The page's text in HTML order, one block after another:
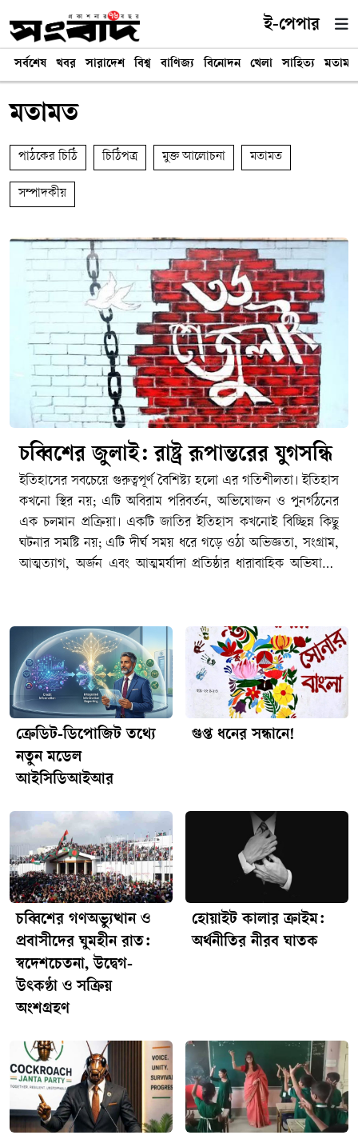
ই-পেপার
সর্বশেষ খবর সারাদেশ বিশ্ব বাণিজ্য বিনোদন খেলা সাহিত্য মতামত
মতামত
পাঠকের চিঠি চিঠিপত্র মুক্ত আলোচনা মতামত
সম্পাদকীয়
চব্বিশের জুলাই: রাষ্ট্র রূপান্তরের যুগসন্ধি
ইতিহাসের সবচেয়ে গুরুত্বপূর্ণ বৈশিষ্ট্য হলো এর গতিশীলতা। ইতিহাস কখনো স্থির নয়; এটি অবিরাম পরিবর্তন, অভিযোজন ও পুনর্গঠনের এক চলমান প্রক্রিয়া। একটি জাতির ইতিহাস কখনোই বিচ্ছিন্ন কিছু ঘটনার সমষ্টি নয়; এটি দীর্ঘ সময় ধরে গড়ে ওঠা অভিজ্ঞতা, সংগ্রাম, আত্মত্যাগ, অর্জন এবং আত্মমর্যাদা প্রতিষ্ঠার ধারাবাহিক অভিযাত্রা। কোনো জাতি, সমাজ কিংবা রাষ্ট্র একটি নির্দিষ্ট অবস্থায় দীর্ঘকাল টিকে থাকতে পারে না। সময়ের প্রবাহে নতুন বাস্তবতা, নতুন চ্যালেঞ্জ, নতুন সংকট এবং নতুন প্রত্যাশার মুখোমুখি হতে হয়। সেই পরিবর্তিত বাস্তবতার সঙ্গে খাপ খাইয়ে নেয়ার সক্ষমতাই নির্ধারণ করে একটি জাতির অগ্রযাত্রার দিকনির্দেশনা। যে জাতি অতীতের অভিজ্ঞতা ও অর্জনকে শক্তিতে রূপান্তরিত করে ভবিষ্যতের দিকে এগিয়ে যেতে পারে, ইতিহাস শেষ পর্যন্ত তাদের পক্ষেই কথা বলে। পক্ষান্তরে, যে জাতি অতীতের গৌরবকে ভবিষ্যৎ নির্মাণের প্রেরণা হিসেবে গ্রহণ না করে রাজনৈতিক প্রতিদ্বন্দ্বিতার অস্ত্রে পরিণত করে, নিজেদের মধ্যে বিভেদ ও দ্বন্দ্বকে স্থায়ী করে তোলে, তারা একসময় অগ্রগতির পথ হারিয়ে ফেলে। ইতিহাসের শিক্ষা হলো অতীতকে অস্বীকার করা যেমন আত্মঘাতী, তেমনি অতীতের মধ্যেই বন্দী হয়ে থাকাও সমান ক্ষতিকর।পলাশী-উত্তর বাংলাদেশের ইতিহাস মূলত সংগ্রামের ইতিহাস। ১৯৪৭-পূর্ব ঔপনিবেশিক শাসনের বিরুদ্ধে অব্যাহত প্রতিরোধ ও স্বাধীনতার সংগ্রাম, তারপর ১৯৭৪-উত্তর ভাষার জন্য সংগ্রাম, রাজনৈতিক অধিকারের জন্য সংগ্রাম, অর্থনৈতিক বৈষম্যের বিরুদ্ধে সংগ্রাম, সাংস্কৃতিক স্বাতন্ত্র্য রক্ষার সংগ্রাম, আত্মনিয়ন্ত্রণের তথা স্বাধিকারের সংগ্রাম এবং শেষ পর্যন্ত স্বাধীন রাষ্ট্র প্রতিষ্ঠার সংগ্রাম- এর সবকিছু মিলিয়েই আমাদের জাতীয় ইতিহাস নির্মিত হয়েছে। এ ইতিহাসের প্রতিটি গুরুত্বপূর্ণ অধ্যায় পূর্ববর্তী অধ্যায়ের ওপর ভিত্তি করে গড়ে উঠেছে। ১৯৫২-এর ভাষা আন্দোলন ভাষাভিত্তিক বাঙালি জাতীয়তার আত্মপরিচয়ের ভিত্তি নির্মাণ করেছে; ১৯৬৬-এর ছয় দফা আন্দোলন রাজনৈতিক স্বায়ত্তশাসনের দাবিকে সুসংহত করেছে; ১৯৬৯-এর গণঅভ্যুত্থান গণশক্তির সক্ষমতাকে প্রকাশ করেছে; আর ১৯৭১ সালের মহান স্বাধীনতা যুদ্ধ সেই দীর্ঘ সংগ্রামকে স্বাধীন রাষ্ট্র প্রতিষ্ঠার মধ্য দিয়ে পরিণতি দিয়েছে। নিঃসন্দেহে স্বাধীনতা যুদ্ধ আমাদের জাতীয় জীবনের সবচেয়ে গৌরবময় এবং নির্ধারক মাইলফলক, যার মাধ্যমে আমাদের রাজনৈতিক স্বাধীনতা অর্জিত হয়েছে এবং বিশ্ব মানচিত্রে বাংলাদেশ একটি সার্বভৌম রাষ্ট্র হিসেবে আত্মপ্রকাশ করেছে।কিন্তু আমাদের মনে রাখতে হবে যে, একটা জাতির ইতিহাসের পথচলা কোনো একক ঘটনার মধ্যেই থেমে থাকে না। ১৭৫৭ সালের পলাশীর প্রান্তরে নবাব সিরাজ-উদ্দৌলার পরাজয় যেমন এই অঞ্চলে একটি দীর্ঘ ঔপনিবেশিক শাসনের সূচনা করেছিল এবং তার অভিঘাত শতাব্দীর পর শতাব্দী ধরে জাতির জীবনকে প্রভাবিত করেছে, তেমনি ১৯৭১ সালের বিজয়ও কোনো চূড়ান্ত সমাপ্তি ছিল না। স্বাধীনতা অর্জনের মাধ্যমে একটি জাতি রাষ্ট্র প্রতিষ্ঠার সুযোগ পায়, কিন্তু সেই রাষ্ট্রকে কতটা ন্যায়ভিত্তিক, গণতান্ত্রিক, জবাবদিহিমূলক ও বৈষম্যহীন করা যাবে সেই প্রশ্নের উত্তর খুঁজে বের করার সংগ্রাম তখনই শুরু হয়। রাষ্ট্রবিজ্ঞানীরা প্রায়ই বলেন, স্বাধীনতা একটি ঘটনা; কিন্তু ন্যায়ভিত্তিক রাষ্ট্র বিনির্মাণ একটি দীর্ঘমেয়াদি প্রক্রিয়া। সেই প্রক্রিয়ায় কখনো অগ্রগতি আসে, কখনো পশ্চাৎপদতা দেখা দেয়; কখনো জনগণের আকাক্সক্ষা রাষ্ট্রকে সামনে এগিয়ে নেয়, আবার কখনো ক্ষমতার কেন্দ্রীভবন সেই অগ্রযাত্রাকে বাধাগ্রস্ত করে। রাষ্ট্রযন্ত্রের স্বৈরাচারী ভূমিকায় জালেম শাসক শ্রেণীর যাতাকলে পিষ্ট মজলুম জনগণ মুক্তির পথ খোঁজে গণঅভ্যুত্থান কিংবা বিপ্লবের পথে। এই কারণেই স্বাধীনতা কোনো গন্তব্য নয়; এটি রাষ্ট্র হিসেবে নিজস্ব সার্বভৌমত্ব, জনগণের অধিকার এবং ন্যায়বিচার প্রতিষ্ঠার দীর্ঘ যাত্রার সূচনা মাত্র। একটি জাতির ইতিহাসের ক্রমধারায় নতুন নতুন প্রজন্মের আবির্ভাব ঘটে, এবং তাদের সামনে নতুন প্রশ্ন ও নতুন চ্যালেঞ্জ উপস্থিত হয়। ফলে স্বাধীনতার মৌলিক চেতনা তথা মানবিক মর্যাদা, রাজনৈতিক স্বাধীনতা, সামাজিক ন্যায়বিচার ও অর্থনৈতিক সাম্য প্রভৃতি বিষয় প্রতিটি যুগে নতুন বাস্তবতায় নতুনভাবে ব্যাখ্যা ও বাস্তবায়নের দাবি তোলে। বাংলাদেশের ইতিহাসও সেই ধারাবাহিকতার বাইরে নয়। তাই আমাদের জাতীয় ইতিহাসকে কোনো বিচ্ছিন্ন ঘটনার সমষ্টি হিসেবে নয়, বরং একটি চলমান অভিযাত্রা হিসেবে দেখতে হবে যেখানে প্রতিটি সংগ্রাম পূর্ববর্তী সংগ্রামের উত্তরাধিকার বহন করে এবং পরবর্তী সংগ্রামের ভিত্তি নির্মাণ করে। এই ধারাবাহিক ঐতিহাসিক প্রবাহের মধ্যেই ২০২৪ সালের জুলাই গণঅভ্যুত্থানের তাৎপর্য অনুধাবন করতে হবে; একটি প্রতিদ্বন্দ্বী ইতিহাস হিসেবে নয়, বরং বাংলাদেশের রাষ্ট্রযন্ত্র ও সমাজকে আরও ন্যায়ভিত্তিক, বৈষম্যহীন ও স্বৈরাচারমুক্ত করার দীর্ঘ অভিযাত্রার একটি নতুন অধ্যায় হিসেবে।বিশ্ব ইতিহাসের দিকে তাকালেও আমরা একই বাস্তবতা দেখতে পাই। কোনো জাতির ইতিহাসে একটি বড় অর্জন কখনোই চূড়ান্ত পরিণতি নয়; বরং তা নতুন সংগ্রাম, নতুন দায়িত্ব এবং নতুন প্রত্যাশার সূচনা করে। ১৭৭৬ সালের আমেরিকার স্বাধীনতা যুদ্ধ ব্রিটিশ ঔপনিবেশিক শাসন থেকে মুক্তির পথ খুলে দিলেও সেখানে নাগরিক অধিকার, বর্ণসমতা এবং গণতান্ত্রিক অন্তর্ভুক্তির প্রশ্নে দীর্ঘ সংগ্রাম অব্যাহত ছিল। স্বাধীনতার প্রায় দুই শতাব্দী পরও আফ্রিকান-আমেরিকানদের অধিকার প্রতিষ্ঠার জন্য মার্টিন লুথার কিং জুনিয়রের নেতৃত্বে ব্যাপক নাগরিক অধিকার আন্দোলন গড়ে উঠতে হয়েছে। একইভাবে ১৭৮৯ সালের ফরাসি বিপ্লব স্বাধীনতা, সাম্য ও ভ্রাতৃত্বের মহান আদর্শ সামনে নিয়ে এলেও গণতন্ত্র, মানবাধিকার এবং প্রজাতান্ত্রিক মূল্যবোধকে সুসংহত করতে ফরাসি সমাজকে বহু উত্থান-পতন, সংঘাত ও পুনর্গঠনের মধ্য দিয়ে অগ্রসর হতে হয়েছে। দক্ষিণ আফ্রিকায় বর্ণবাদবিরোধী সংগ্রামের মাধ্যমে রাজনৈতিক মুক্তি অর্জনের পরও সামাজিক ন্যায়বিচার, অর্থনৈতিক বৈষম্য দূরীকরণ এবং অন্তর্ভুক্তিমূলক রাষ্ট্র গঠনের প্রশ্নে নতুন সংগ্রামের সূচনা হয়েছে। ইতিহাসের এই অভিজ্ঞতাগুলো আমাদের শেখায় যে রাজনৈতিক মুক্তি একটি গুরুত্বপূর্ণ অর্জন, কিন্তু সেই অর্জনের প্রকৃত মূল্য নির্ধারিত হয় পরবর্তী রাষ্ট্রগঠন প্রক্রিয়ার মাধ্যমে।ইতিহাসের প্রতিটি বিজয় নতুন দায়িত্বের জন্ম দেয়, প্রতিটি অর্জন নতুন প্রত্যাশাকে সামনে নিয়ে আসে। কোনো জাতি যদি অর্জনের স্মৃতিকে সংরক্ষণ করেই সন্তুষ্ট থাকে, কিন্তু সেই অর্জনের অন্তর্নিহিত আদর্শ বাস্তবায়নের পথে অগ্রসর না হয়, তাহলে ইতিহাসের অগ্রযাত্রা থমকে যায়। বাংলাদেশের ক্ষেত্রেও এর ব্যতিক্রম হওয়ার কোনো কারণ নেই। ১৯৭১ সালে স্বাধীন রাষ্ট্র প্রতিষ্ঠার মধ্য দিয়ে গণতন্ত্র, সাম্য, মানবিক মর্যাদা ও সামাজিক ন্যায়বিচারের যে স্বপ্ন জনগণ লালন করেছিল তার পূর্ণ বাস্তবায়ন এখনও একটি চলমান প্রক্রিয়া। ফলে রাষ্ট্র ও সমাজের ভেতরে যখনই সেই আকাক্সক্ষার সঙ্গে বাস্তবতার ফারাক বেড়েছে, তখনই নতুন করে পরিবর্তনের দাবি উত্থাপিত হয়েছে। এই প্রেক্ষাপটে ২০২৪ সালের গণঅভ্যুত্থানকে কোনো বিচ্ছিন্ন ঘটনা, আকস্মিক বিস্ফোরণ বা সাময়িক রাজনৈতিক প্রতিক্রিয়া হিসেবে দেখার সুযোগ নেই। বরং এটি বাংলাদেশের রাষ্ট্র, সমাজ এবং রাজনৈতিক সংস্কৃতির দীর্ঘ বিবর্তনধারার একটি গুরুত্বপূর্ণ মাইলফলক ও বিশেষ অধ্যায়। এটি এমন এক ঐতিহাসিক মুহূর্ত, যখন নতুন প্রজন্ম রাষ্ট্রের সামনে জবাবদিহিতা, ন্যায়বিচার, বৈষম্যহীনতা, ন্যায্য অধিকার এবং নাগরিক মর্যাদার প্রশ্নগুলোকে নতুন করে উত্থাপন করেছে। যে প্রশ্নগুলো এক অর্থে স্বাধীনতার মূল চেতনার সঙ্গেই সম্পর্কযুক্ত, কিন্তু সময়ের পরিবর্তনের সঙ্গে নতুন ভাষা, নতুন অভিজ্ঞতা এবং নতুন বাস্তবতার আলোকে পুনরায় উচ্চারিত হয়েছে।২০২৪-এর এই গণঅভ্যুত্থান বিশেষভাবে তরুণ প্রজন্মের সেই ঐতিহাসিক ভূমিকাকে সামনে নিয়ে এসেছে, যা যুগে যুগে সামাজিক ও রাজনৈতিক পরিবর্তনের প্রধান চালিকাশক্তি হিসেবে কাজ করেছে। ইতিহাস সাক্ষ্য দেয়, রাষ্ট্রীয় প্রতিষ্ঠানগুলো যখন জনগণের প্রত্যাশা পূরণে ব্যর্থ হয়, যখন ক্ষমতার কেন্দ্রীভবন জবাবদিহিতার পরিসর সংকুচিত করে, যখন নাগরিক অংশগ্রহণের সুযোগ সীমিত হয়ে পড়ে এবং যখন ন্যায়বিচারের প্রতি মানুষের আস্থা দুর্বল হতে থাকে, তখন পরিবর্তনের দাবি সবচেয়ে জোরালোভাবে উচ্চারিত হয় তরুণদের কণ্ঠে। কারণ তরুণেরা কেবল বর্তমানের প্রতিনিধিত্ব করে না; তারা ভবিষ্যতের দাবিদার এবং অংশীদারও বটে। তাদের স্বপ্ন, প্রত্যাশা এবং বঞ্চনার অভিজ্ঞতা সমাজের গভীর পরিবর্তনের আকাক্সক্ষাকে দৃশ্যমান করে তোলে। ফলে ইতিহাসের প্রতিটি যুগান্তকারী পরিবর্তনের পেছনে তরুণদের সক্রিয় উপস্থিতি লক্ষ্য করা যায়। ঔপনিবেশিক শাসনের বিরুদ্ধে সংগ্রাম, ভাষা আন্দোলন, ঊনসত্তরের গণঅভ্যুত্থান, মহান স্বাধীনতা যুদ্ধ কিংবা বিশ্বের বিভিন্ন দেশে গণতন্ত্র ও মানবাধিকারের আন্দোলন সব ক্ষেত্রেই তরুণরাই অগ্রণীর ভূমিকা পালন করেছে। তারাই সাহসিকতার সঙ্গে প্রচলিত বাস্তবতাকে প্রশ্ন করেছে, অন্যায়ের বিরুদ্ধে দাঁড়িয়েছে এবং প্রয়োজন হলে আত্মত্যাগের মাধ্যমে ইতিহাসের গতিপথ পরিবর্তন করেছে। বাংলাদেশের রাজনৈতিক পটপরিবর্তনে ২০২৪ সালের জুলাইয়ের ছাত্র আন্দোলনও সেই দীর্ঘ ঐতিহাসিক ধারারই অংশ, যেখানে নতুন প্রজন্ম কেবল একটি তাৎক্ষণিক দাবির জন্য নয়, বরং রাষ্ট্র ও সমাজের চরিত্র নিয়ে একটি বৃহত্তর প্রশ্ন উত্থাপন করেছে। সেই কারণেই জুলাইয়ের গণঅভ্যুত্থানের তাৎপর্য কেবল একটি রাজনৈতিক ঘটনার মধ্যে সীমাবদ্ধ নয়; এটি রাষ্ট্রের ভবিষ্যৎ বিনির্মাণ নিয়ে জনগণের নতুন আকাঙ্ক্ষা এবং বিশেষত তরুণ প্রজন্মের ঐতিহাসিক আত্মপ্রকাশের এক গুরুত্বপূর্ণ দলিল। আমাদের জাতীয় জীবনের প্রায় প্রতিটি যুগান্তকারী অধ্যায়ের কেন্দ্রবিন্দুতে ছিল তরুণদের সাহস, স্বপ্ন এবং আত্মত্যাগ। ১৯৫২ সালের ভাষা আন্দোলনে রাষ্ট্রীয় দমন-পীড়নের মুখেও তরুণ ছাত্রসমাজ মাতৃভাষার অধিকার প্রতিষ্ঠার জন্য জীবন উৎসর্গ করেছে। ১৯৬৯-এর গণঅভ্যুত্থানে তারুণ্যের নেতৃত্বেই স্বৈরশাসনের ভিত কেঁপে উঠেছিল। ১৯৭১ সালের মহান স্বাধীনতা যুদ্ধে অসংখ্য তরুণ অস্ত্র হাতে নিয়ে স্বাধীনতার জন্য জীবন বাজি রেখেছিল। ১৯৯০ সালের স্বৈরাচারবিরোধী আন্দোলনেও ছাত্রসমাজ গণতন্ত্র পুনরুদ্ধারের সংগ্রামে অগ্রণী ভূমিকা পালন করে। একই ধারাবাহিকতায় ২০২৪ সালের ছাত্র-জনতার গণআন্দোলনও প্রমাণ করেছে যে বাংলাদেশের ইতিহাসে পরিবর্তনের সবচেয়ে শক্তিশালী চালিকাশক্তি এখনও তরুণ প্রজন্ম। যুগ বদলেছে, প্রেক্ষাপট বদলেছে, কিন্তু ন্যায়, মর্যাদা এবং অধিকারের প্রশ্নে তারুণ্যের ঐতিহাসিক ভূমিকা অপরিবর্তিত রয়েছে।সঙ্গত কারণে তরুণেরা সাধারণত বিদ্যমান ব্যবস্থাকে প্রশ্ন করার সাহস রাখে। তারা প্রতিষ্ঠিত সত্য তথা বন্দোবস্তকে অন্ধভাবে মেনে নিতে চায় না; বরং বাস্তবতার সঙ্গে আদর্শের ফারাককে চিহ্নিত করতে চায়। তাদের মধ্যে ভবিষ্যৎ কল্পনার শক্তি থাকে, নতুন সম্ভাবনা নির্মাণের সাহস থাকে এবং প্রয়োজন হলে ব্যক্তিগত ঝুঁকি গ্রহণের মানসিকতাও থাকে। জার্মান বংশোদ্ভুত মার্কিন রাজনৈতিক তাত্ত্বিক হানা আরেন্টের (১৯০৬-১৯৭৫) মতে, প্রতিটি নতুন প্রজন্ম পৃথিবীতে নতুন সূচনার সম্ভাবনা নিয়ে আসে। ইতিহাসের নানা পর্যায়ে আমরা দেখেছি, সমাজ যখন স্থবির হয়ে পড়ে বা রাষ্ট্র যখন জনগণের আকাঙ্ক্ষা থেকে বিচ্ছিন্ন হতে শুরু করে, তখন সেই নতুন সূচনার আহ্বান সবচেয়ে প্রবলভাবে এসেছে তরুণদের কাছ থেকেই। বাংলাদেশের জুলাই অভ্যুত্থানও সেই অর্থে কেবল একটি রাজনৈতিক প্রতিবাদ ছিল না; এটি ছিল নতুন প্রজন্মের পক্ষ থেকে রাষ্ট্রের উদ্দেশে একটি মৌলিক প্রশ্ন: রাষ্ট্র কার জন্য, ক্ষমতা কার স্বার্থে এবং স্বাধীনতার প্রকৃত অর্থ কী? সে যাই হোক, ইতিহাসের আরেকটি গুরুত্বপূর্ণ বাস্তবতাও আমাদের স্মরণে রাখতে হবে। ইতিহাস কেবল অতীতের ঘটনা-পরম্পরা নয়; এটি বর্তমানের রাজনীতিরও একটি গুরুত্বপূর্ণ ক্ষেত্র। ক্ষমতার রাজনীতিতে অতীতের স্মৃতি প্রায়ই মূল্যবান সম্পদে পরিণত হয়। ইতিহাস তখন শুধু গবেষণা, বিশ্লেষণ বা শিক্ষা গ্রহণের বিষয় থাকে না; বরং রাজনৈতিক বৈধতা অর্জন, জনসমর্থন সংগঠিত করা এবং নৈতিক কর্তৃত্ব প্রতিষ্ঠার একটি কার্যকর হাতিয়ার হয়ে ওঠে। ফরাসি সমাজবিজ্ঞানী পিয়েরে বুর্দিয়োর (১৯৩০-২০০২) ভাষায়, এটি এক ধরনের ‘প্রতীকী পুঁজি’ (সিম্বোলিক ক্যাপিটাল), যার মাধ্যমে ব
ক্রেডিট-ডিপোজিট তথ্যে
নতুন মডেল
আইসিডিআইআর
গুপ্ত ধনের সন্ধানে!
চব্বিশের গণঅভ্যুত্থান ও
প্রবাসীদের ঘুমহীন রাত:
স্বদেশচেতনা, উদ্বেগ-
উৎকণ্ঠা ও সক্রিয়
অংশগ্রহণ
হোয়াইট কালার ক্রাইম:
অর্থনীতির নীরব ঘাতক